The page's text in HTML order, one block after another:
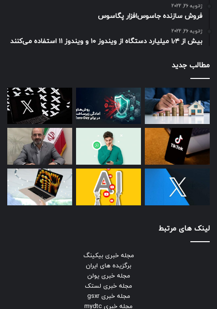
ژانویه 26, 2022
فروش سازنده جاسوس‌افزار پگاسوس
ژانویه 26, 2022
بیش از ۱٫۴ میلیارد دستگاه از ویندوز ۱۰ و ویندوز ۱۱ استفاده می‌کنند
مطالب جدید
لینک های مرتبط
مجله خبری بیکینگ
برگزیده های ایران
مجله خبری یولن
مجله خبری لستک
مجله خبری gsxr
مجله خبری mydtc